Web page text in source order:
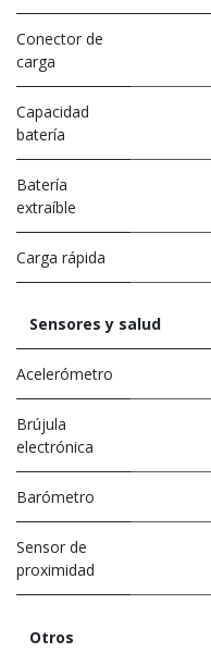
Conector de
carga
Capacidad
batería
Batería
extraíble
Carga rápida
Sensores y salud
Acelerómetro
Brújula
electrónica
Barómetro
Sensor de
proximidad
Otros